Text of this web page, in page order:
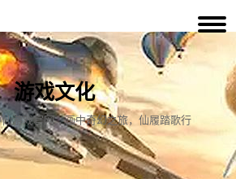
游戏文化
游戏官网：画中奇幻之旅，仙履踏歌行